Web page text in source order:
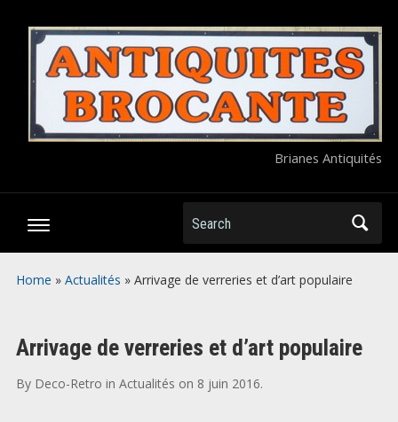
Brianes Antiquités
Search
Home » Actualités » Arrivage de verreries et d’art populaire
Arrivage de verreries et d’art populaire
By Deco-Retro in Actualités on 8 juin 2016.